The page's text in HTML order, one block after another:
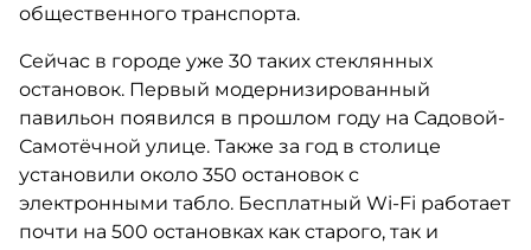
общественного транспорта.
Сейчас в городе уже 30 таких стеклянных
остановок. Первый модернизированный
павильон появился в прошлом году на Садовой-
Самотёчной улице. Также за год в столице
установили около 350 остановок с
электронными табло. Бесплатный Wi-Fi работает
почти на 500 остановках как старого, так и